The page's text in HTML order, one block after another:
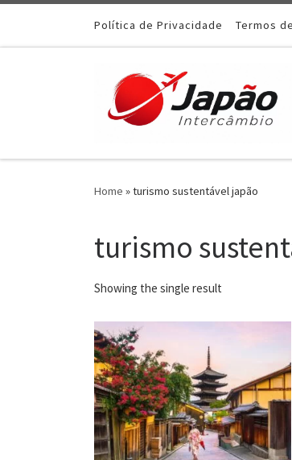
Política de Privacidade Termos
Home »turismo sustentável japão
turismo
Showing the single result